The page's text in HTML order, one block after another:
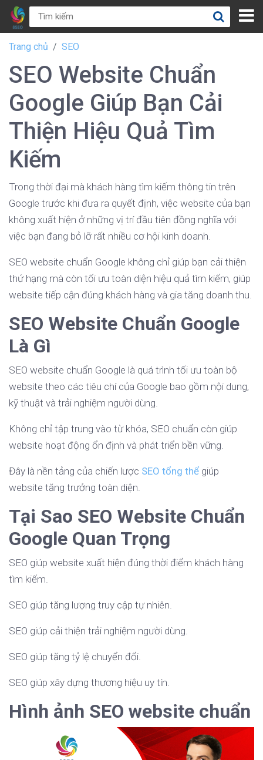
Trang chủ SEO
SEO Website Chuẩn
Google Giúp Bạn Cải
Thiện Hiệu Quả Tìm
Kiếm
Trong thời đại mà khách hàng tìm kiếm thông tin trên
Google trước khi đưa ra quyết định, việc website của bạn
không xuất hiện ở những vị trí đầu tiên đồng nghĩa với
việc bạn đang bỏ lỡ rất nhiều cơ hội kinh doanh.
SEO website chuẩn Google không chỉ giúp bạn cải thiện
thứ hạng mà còn tối ưu toàn diện hiệu quả tìm kiếm, giúp
website tiếp cận đúng khách hàng và gia tăng doanh thu.
SEO Website Chuẩn Google
Là Gì
SEO website chuẩn Google là quá trình tối ưu toàn bộ
website theo các tiêu chí của Google bao gồm nội dung,
kỹ thuật và trải nghiệm người dùng.
Không chỉ tập trung vào từ khóa, SEO chuẩn còn giúp
website hoạt động ổn định và phát triển bền vững.
Đây là nền tảng của chiến lược SEO tổng thể giúp
website tăng trưởng toàn diện.
Tại Sao SEO Website Chuẩn
Google Quan Trọng
SEO giúp website xuất hiện đúng thời điểm khách hàng
tìm kiếm.
SEO giúp tăng lượng truy cập tự nhiên.
SEO giúp cải thiện trải nghiệm người dùng.
SEO giúp tăng tỷ lệ chuyển đổi.
SEO giúp xây dựng thương hiệu uy tín.
Hình ảnh SEO website chuẩn